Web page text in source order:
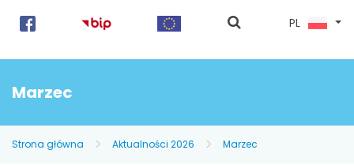
pokaż
PL
Marzec
Strona główna Aktualności 2026 Marzec